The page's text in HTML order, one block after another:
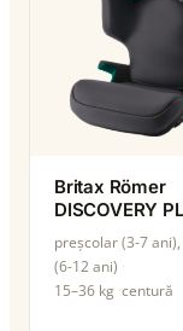
Britax Römer
DISCOVERY
preșcolar (3-7
(6-12 ani)
15–36 kg centură